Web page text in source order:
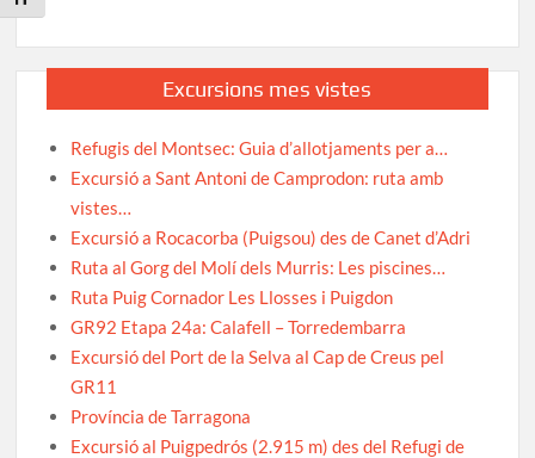
Excursions mes vistes
Refugis del Montsec: Guia d’allotjaments per a…
Excursió a Sant Antoni de Camprodon: ruta amb
vistes…
Excursió a Rocacorba (Puigsou) des de Canet d’Adri
Ruta al Gorg del Molí dels Murris: Les piscines…
Ruta Puig Cornador Les Llosses i Puigdon
GR92 Etapa 24a: Calafell – Torredembarra
Excursió del Port de la Selva al Cap de Creus pel
GR11
Província de Tarragona
Excursió al Puigpedrós (2.915 m) des del Refugi de